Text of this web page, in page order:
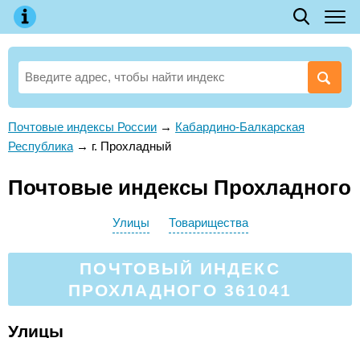
Почтовые индексы России → Кабардино-Балкарская
Республика → г. Прохладный
Почтовые индексы Прохладного
Улицы Товарищества
ПОЧТОВЫЙ ИНДЕКС
ПРОХЛАДНОГО 361041
Улицы